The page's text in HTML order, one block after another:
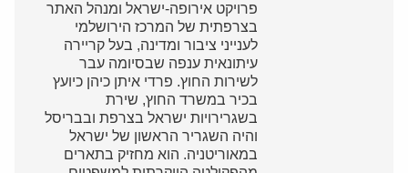
פרויקט אירופה-ישראל ומנהל האתר
בצרפתית של המרכז הירושלמי
לענייני ציבור ומדינה, בעל קריירה
עיתונאית ענפה שבסיומה עבר
לשירות החוץ. פרדי איתן כיהן כיועץ
בכיר במשרד החוץ, שירת
בשגרירויות ישראל בצרפת ובבריסל
והיה השגריר הראשון של ישראל
במאוריטניה. הוא מחזיק בתארים